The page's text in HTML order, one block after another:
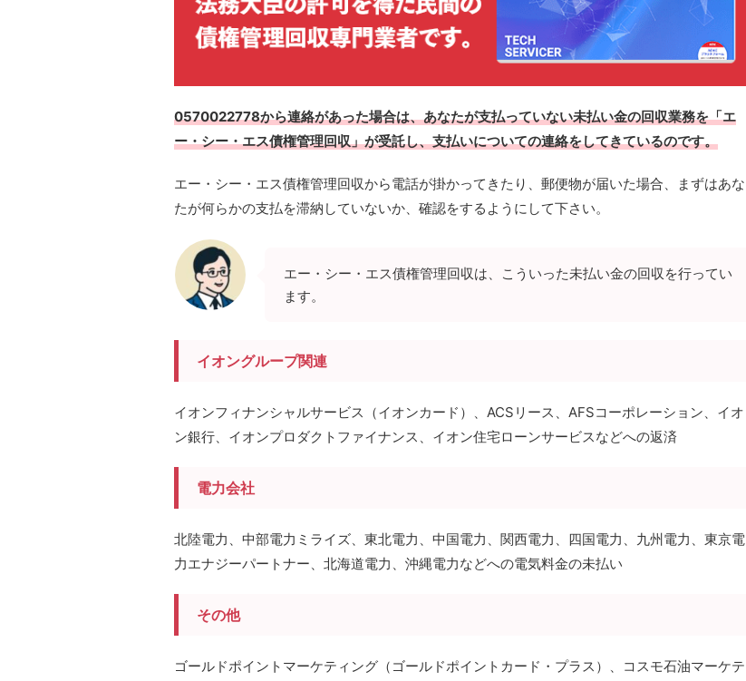
0570022778から連絡があった場合は、あなたが支払っていない未払い金の回収業務を「エ
ー・シー・エス債権管理回収」が受託し、支払いについての連絡をしてきているのです。
エー・シー・エス債権管理回収から電話が掛かってきたり、郵便物が届いた場合、まずはあな
たが何らかの支払を滞納していないか、確認をするようにして下さい。
エー・シー・エス債権管理回収は、こういった未払い金の回収を行ってい
ます。
イオングループ関連
イオンフィナンシャルサービス（イオンカード）、ACSリース、AFSコーポレーション、イオ
ン銀行、イオンプロダクトファイナンス、イオン住宅ローンサービスなどへの返済
電力会社
北陸電力、中部電力ミライズ、東北電力、中国電力、関西電力、四国電力、九州電力、東京電
力エナジーパートナー、北海道電力、沖縄電力などへの電気料金の未払い
その他
ゴールドポイントマーケティング（ゴールドポイントカード・プラス）、コスモ石油マーケテ